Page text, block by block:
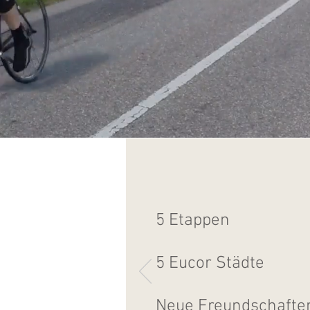
5 Etappen
5 Eucor Städte